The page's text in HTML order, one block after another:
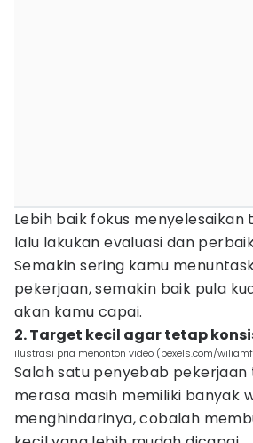
Lebih baik fokus menyelesaikan
lalu lakukan evaluasi dan
Semakin sering kamu
pekerjaan, semakin baik pula
akan kamu capai.
2. Target kecil agar tetap
ilustrasi pria menonton video (pexels.com/
Salah satu penyebab
merasa masih memiliki banyak
menghindarinya, cobalah